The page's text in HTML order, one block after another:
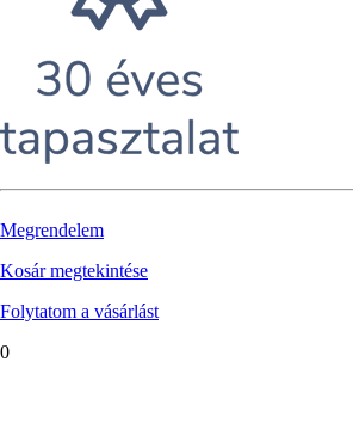
Megrendelem
Kosár megtekintése
Folytatom a vásárlást
0